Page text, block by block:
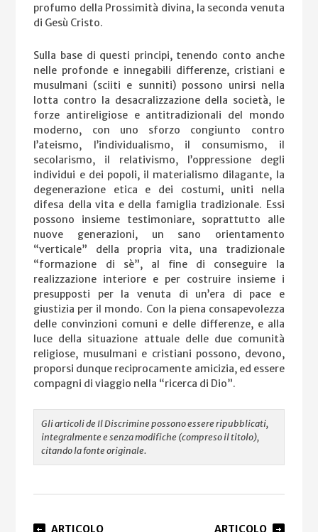
profumo della Prossimità divina, la seconda venuta
di Gesù Cristo.
Sulla base di questi principi, tenendo conto anche
nelle profonde e innegabili differenze, cristiani e
musulmani (sciiti e sunniti) possono unirsi nella
lotta contro la desacralizzazione della società, le
forze antireligiose e antitradizionali del mondo
moderno, con uno sforzo congiunto contro
l’ateismo, l’individualismo, il consumismo, il
secolarismo, il relativismo, l’oppressione degli
individui e dei popoli, il materialismo dilagante, la
degenerazione etica e dei costumi, uniti nella
difesa della vita e della famiglia tradizionale. Essi
possono insieme testimoniare, soprattutto alle
nuove generazioni, un sano orientamento
“verticale” della propria vita, una tradizionale
“formazione di sè”, al fine di conseguire la
realizzazione interiore e per costruire insieme i
presupposti per la venuta di un’era di pace e
giustizia per il mondo. Con la piena consapevolezza
delle convinzioni comuni e delle differenze, e alla
luce della situazione attuale delle due comunità
religiose, musulmani e cristiani possono, devono,
proporsi dunque reciprocamente amicizia, ed essere
compagni di viaggio nella “ricerca di Dio”.
Gli articoli de Il Discrimine possono essere ripubblicati,
integralmente e senza modifiche (compreso il titolo),
citando la fonte originale.
ARTICOLO
ARTICOLO